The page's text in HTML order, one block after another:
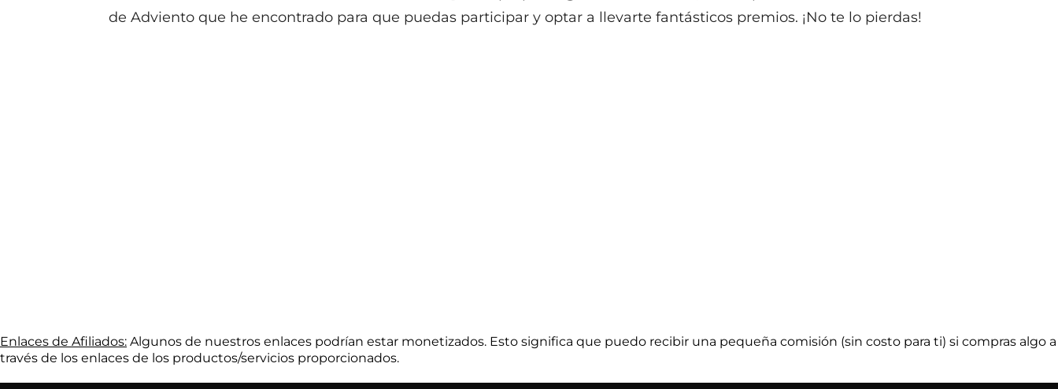
de Adviento que he encontrado para que puedas participar y optar a llevarte fantásticos premios. ¡No te lo pierdas!
Enlaces de Afiliados: Algunos de nuestros enlaces podrían estar monetizados. Esto significa que puedo recibir una pequeña comisión (sin costo para ti) si compras algo a
través de los enlaces de los productos/servicios proporcionados.